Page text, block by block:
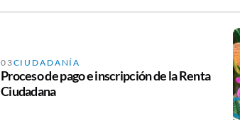
03CIUDADANÍA
Proceso de pago e inscripción de la Renta
Ciudadana